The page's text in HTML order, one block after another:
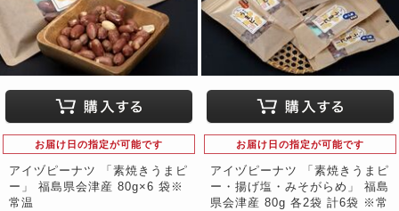
お届け日の指定が可能です
アイヅピーナツ 「素焼きうまピ
ー」 福島県会津産 80g×6 袋※
常温
お届け日の指定が可能です
アイヅピーナツ 「素焼きうまピ
ー・揚げ塩・みそがらめ」 福島
県会津産 80g 各2袋 計6袋 ※常